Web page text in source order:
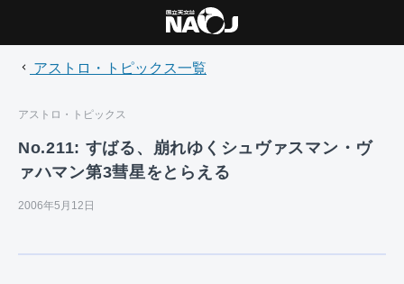
アストロ・トピックス一覧
アストロ・トピックス
No.211: すばる、崩れゆくシュヴァスマン・ヴ
ァハマン第3彗星をとらえる
2006年5月12日